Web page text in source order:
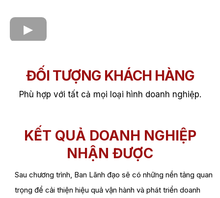
ĐỐI TƯỢNG KHÁCH HÀNG
Phù hợp với tất cả mọi loại hình doanh nghiệp.
KẾT QUẢ DOANH NGHIỆP
NHẬN ĐƯỢC
Sau chương trình, Ban Lãnh đạo sẽ có những nền tảng quan
trọng để cải thiện hiệu quả vận hành và phát triển doanh